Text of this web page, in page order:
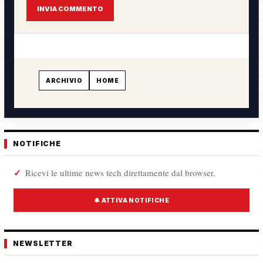
INVIA COMMENTO
ARCHIVIO HOME
NOTIFICHE
Ricevi le ultime news tech direttamente dal browser.
🔔 ATTIVA NOTIFICHE
NEWSLETTER